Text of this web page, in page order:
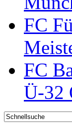
FC
FC
Ü-32